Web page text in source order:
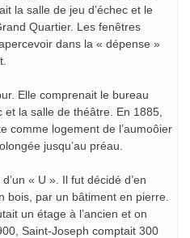
la salle de jeu d’échec et le
Quartier. Les fenêtres
dans la « dépense »
Elle comprenait le bureau
la salle de théâtre. En 1885,
comme logement de l’aumoôier
jusqu’au préau.
« U ». Il fut décidé d’en
bois, par un bâtiment en pierre.
un étage à l’ancien et on
Saint-Joseph comptait 300